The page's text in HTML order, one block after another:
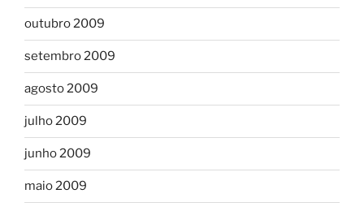
outubro 2009
setembro 2009
agosto 2009
julho 2009
junho 2009
maio 2009